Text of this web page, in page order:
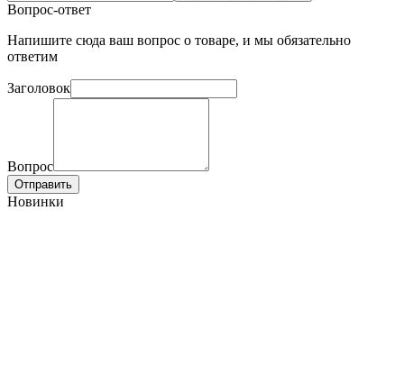
Вопрос-ответ
Напишите сюда ваш вопрос о товаре, и мы обязательно
ответим
Заголовок
Вопрос
Отправить
Новинки